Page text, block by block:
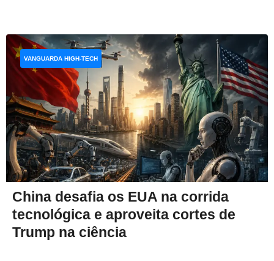
China desafia os EUA na corrida
tecnológica e aproveita cortes de
Trump na ciência
VANGUARDA HIGH-TECH